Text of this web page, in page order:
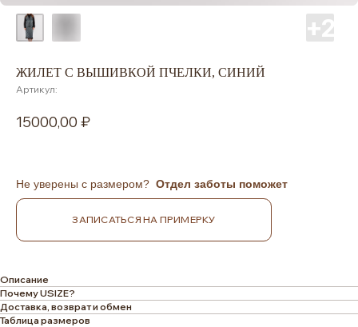
ЖИЛЕТ С ВЫШИВКОЙ ПЧЕЛКИ, СИНИЙ
Артикул:
15000,00
Не уверены с размером? Отдел заботы поможет
ЗАПИСАТЬСЯ НА ПРИМЕРКУ
Описание
Почему USIZE?
Доставка, возврат и обмен
Таблица размеров